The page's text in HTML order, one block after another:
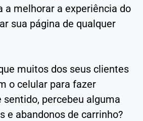
a melhorar a experiência do
sua página de qualquer
muitos dos seus clientes
o celular para fazer
sentido, percebeu alguma
e abandonos de carrinho?